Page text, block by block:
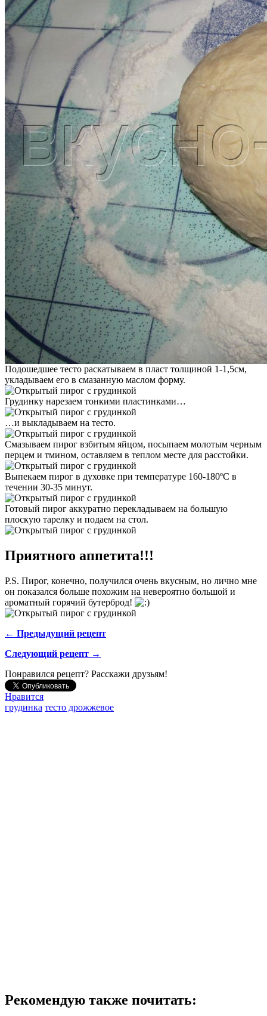
Подошедшее тесто раскатываем в пласт толщиной 1-1,5см,
укладываем его в смазанную маслом форму.
Грудинку нарезаем тонкими пластинками…
…и выкладываем на тесто.
Смазываем пирог взбитым яйцом, посыпаем молотым черным
перцем и тмином, оставляем в теплом месте для расстойки.
Выпекаем пирог в духовке при температуре 160-180ºС в
течении 30-35 минут.
Готовый пирог аккуратно перекладываем на большую
плоскую тарелку и подаем на стол.
Приятного аппетита!!!
P.S. Пирог, конечно, получился очень вкусным, но лично мне
он показался больше похожим на невероятно большой и
ароматный горячий бутерброд!
← Предыдущий рецепт
Следующий рецепт →
Понравился рецепт? Расскажи друзьям!
Нравится
грудинка тесто дрожжевое
Рекомендую также почитать: